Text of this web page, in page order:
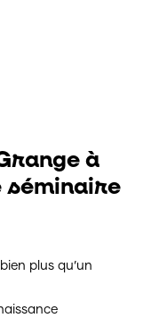
à
séminaire
plus qu’un